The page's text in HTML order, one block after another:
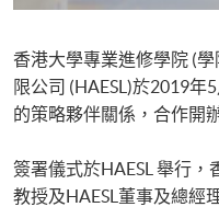
香港大學專業進修學院 (
限公司 (HAESL)於2019
的策略夥伴關係，合作開
簽署儀式於HAESL 舉行
教授及HAESL董事及總經